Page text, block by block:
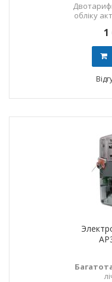
обліку
1